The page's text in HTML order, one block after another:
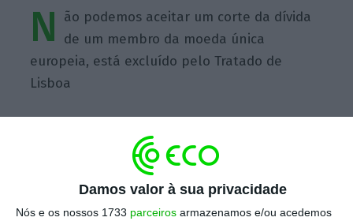
Damos valor à sua privacidade
Nós e os nossos 1733 parceiros armazenamos e/ou acedemos
N
ão podemos aceitar um corte da dívida
de um membro da moeda única
europeia, está excluído pelo Tratado de
Lisboa
https://eco.sapo.pt/quote/wolfgang-schauble-nao-podemos-aceitar-um-corte-da-divida-de-um-membro-9/ Copiar